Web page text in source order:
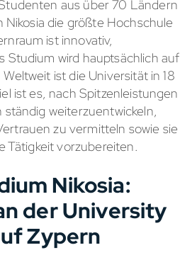
aus über 70 Ländern
Nikosia die größte Hochschule
ist innovativ,
Studium wird hauptsächlich auf
ist die Universität in 18
ist es, nach Spitzenleistungen
ständig weiterzuentwickeln,
zu vermitteln sowie sie
Tätigkeit vorzubereiten.
Nikosia:
der University
Zypern